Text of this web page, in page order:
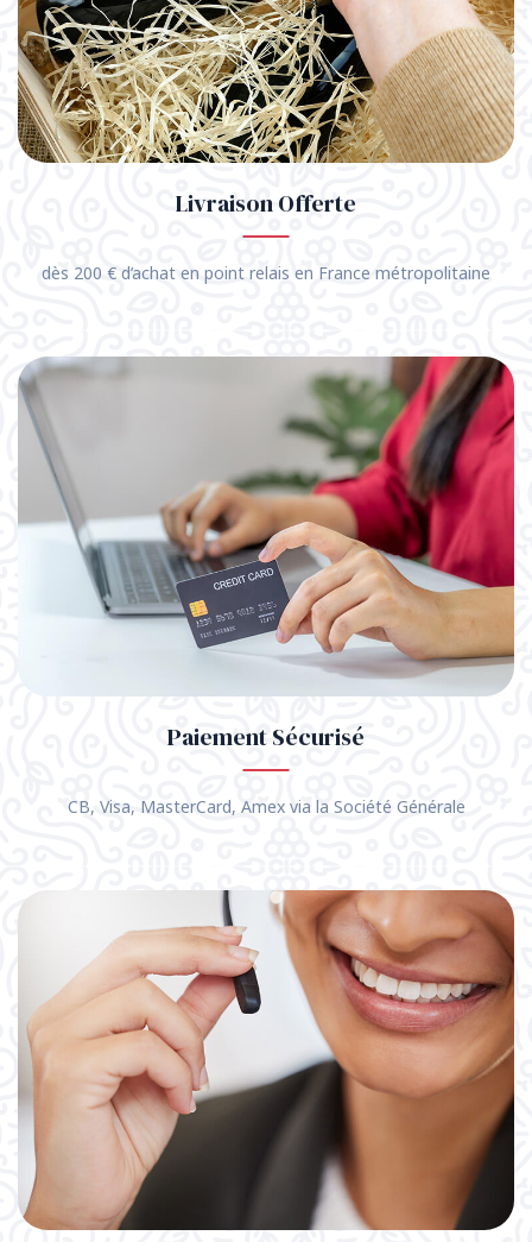
Livraison Offerte
dès 200 € d’achat en point relais en France métropolitaine
Paiement Sécurisé
CB, Visa, MasterCard, Amex via la Société Générale